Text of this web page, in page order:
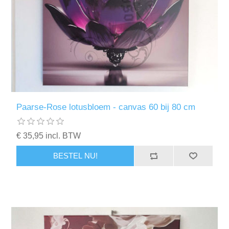
Paarse-Rose lotusbloem - canvas 60 bij 80 cm
€ 35,95 incl. BTW
BESTEL NU!